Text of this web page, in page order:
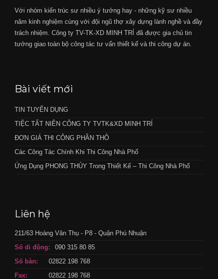
Với nhóm kiến trúc sư nhiều ý tưởng hay - những kỹ sư nhiều
năm kinh nghiệm cùng với đội ngũ thợ xây dựng lành nghề và đầy
trách nhiệm. Công ty TV-TK-XD MINH TRÍ đã được gia chủ tin
tưởng giao toàn bộ công tác tư vấn thiết kế và thi công dự án.
Bài viết mới
TIN TUYỂN DỤNG
TIỆC TẤT NIÊN CÔNG TY TVTK&XD MINH TRÍ
ĐƠN GIÁ THI CÔNG PHẦN THÔ
Các Công Tác Chính Khi Thi Công Nhà Phố
Ứng Dụng PHONG THỦY Trong Thiết Kế – Thi Công Nhà Phố
Liên hệ
211/63 Hoàng Văn Thụ - P8 - Quận Phú Nhuận
Số di động:
090 315 80 85
Số bàn:
02822 198 768
Fax:
02822 198 768